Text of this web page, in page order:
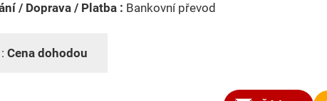
/ Doprava / Platba : Bankovní převod
Cena dohodou